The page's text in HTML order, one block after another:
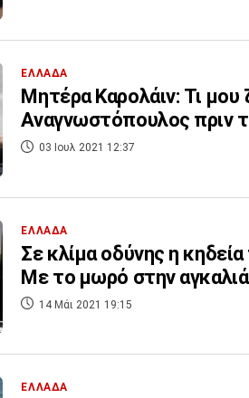
ΕΛΛΑΔΑ
Μητέρα Καρολάιν: Τι
Αναγνωστόπουλος πριν
03 Ιουλ 2021 12:37
ΕΛΛΑΔΑ
Σε κλίμα οδύνης η
Με το μωρό στην
14 Μάι 2021 19:15
ΕΛΛΑΔΑ